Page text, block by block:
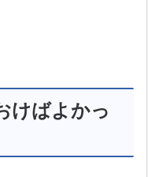
けばよかっ